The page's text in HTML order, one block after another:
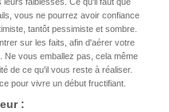
vous ne pourrez avoir confiance
tantôt pessimiste et sombre.
sur les faits, afin d'aérer votre
Ne vous emballez pas, cela même
de ce qu'il vous reste à réaliser.
pour vivre un début fructifiant.
: